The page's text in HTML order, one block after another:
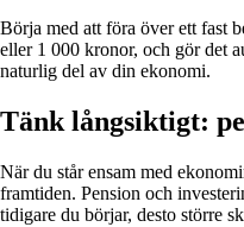
Börja med att föra över ett fast
eller 1 000 kronor, och gör det
naturlig del av din ekonomi.
Tänk långsiktigt:
När du står ensam med
framtiden. Pension och
tidigare du börjar, desto större